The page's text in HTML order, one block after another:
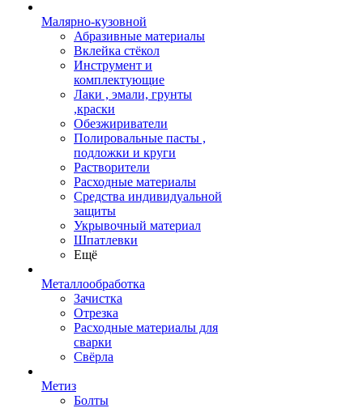
Малярно-кузовной
Абразивные материалы
Вклейка стёкол
Инструмент и
комплектующие
Лаки , эмали, грунты
,краски
Обезжириватели
Полировальные пасты ,
подложки и круги
Растворители
Расходные материалы
Средства индивидуальной
защиты
Укрывочный материал
Шпатлевки
Ещё
Металлообработка
Зачистка
Отрезка
Расходные материалы для
сварки
Свёрла
Метиз
Болты